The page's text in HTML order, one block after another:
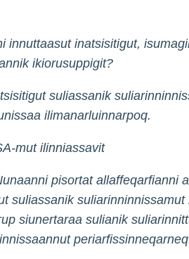
innuttaasut inatsisitigut,
ikiorusuppigit?
suliassanik
ilimanarluinnarpoq.
mut ilinniassavit
pisortat allaffeqarfianni
suliassanik
siunertaraa sulianik